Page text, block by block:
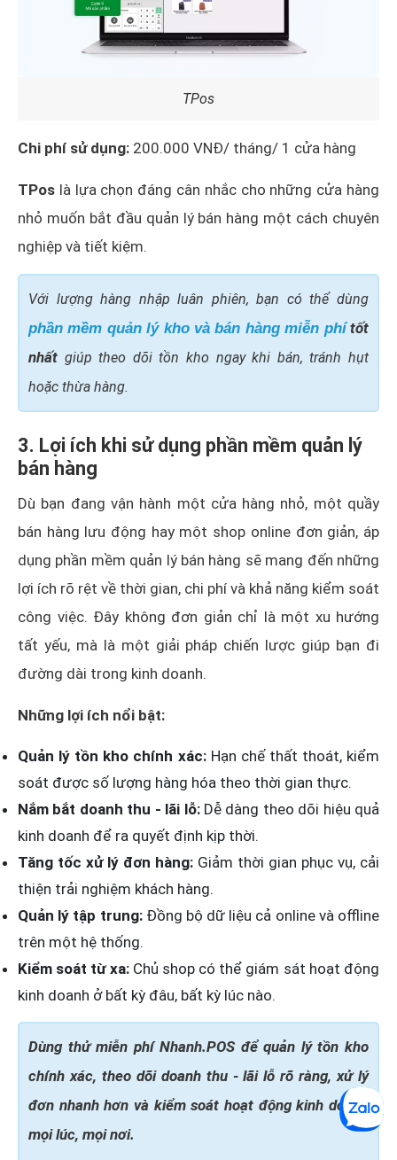
TPos
Chi phí sử dụng: 200.000 VNĐ/ tháng/ 1 cửa hàng
TPos là lựa chọn đáng cân nhắc cho những cửa hàng
nhỏ muốn bắt đầu quản lý bán hàng một cách chuyên
nghiệp và tiết kiệm.
Với lượng hàng nhập luân phiên, bạn có thể dùng
phần mềm quản lý kho và bán hàng miễn phítốt
nhất giúp theo dõi tồn kho ngay khi bán, tránh hụt
hoặc thừa hàng.
3. Lợi ích khi sử dụng phần mềm quản lý
bán hàng
Dù bạn đang vận hành một cửa hàng nhỏ, một quầy
bán hàng lưu động hay một shop online đơn giản, áp
dụng phần mềm quản lý bán hàng sẽ mang đến những
lợi ích rõ rệt về thời gian, chi phí và khả năng kiểm soát
công việc. Đây không đơn giản chỉ là một xu hướng
tất yếu, mà là một giải pháp chiến lược giúp bạn đi
đường dài trong kinh doanh.
Những lợi ích nổi bật:
Quản lý tồn kho chính xác:Hạn chế thất thoát, kiểm
soát được số lượng hàng hóa theo thời gian thực.
Nắm bắt doanh thu - lãi lỗ:Dễ dàng theo dõi hiệu quả
kinh doanh để ra quyết định kịp thời.
Tăng tốc xử lý đơn hàng: Giảm thời gian phục vụ, cải
thiện trải nghiệm khách hàng.
Quản lý tập trung:Đồng bộ dữ liệu cả online và offline
trên một hệ thống.
Kiểm soát từ xa:Chủ shop có thể giám sát hoạt động
kinh doanh ở bất kỳ đâu, bất kỳ lúc nào.
Dùng thử miễn phí Nhanh.POS để quản lý tồn kho
chính xác, theo dõi doanh thu - lãi lỗ rõ ràng, xử lý
đơn nhanh hơn và kiểm soát hoạt động kinh doanh
mọi lúc, mọi nơi.